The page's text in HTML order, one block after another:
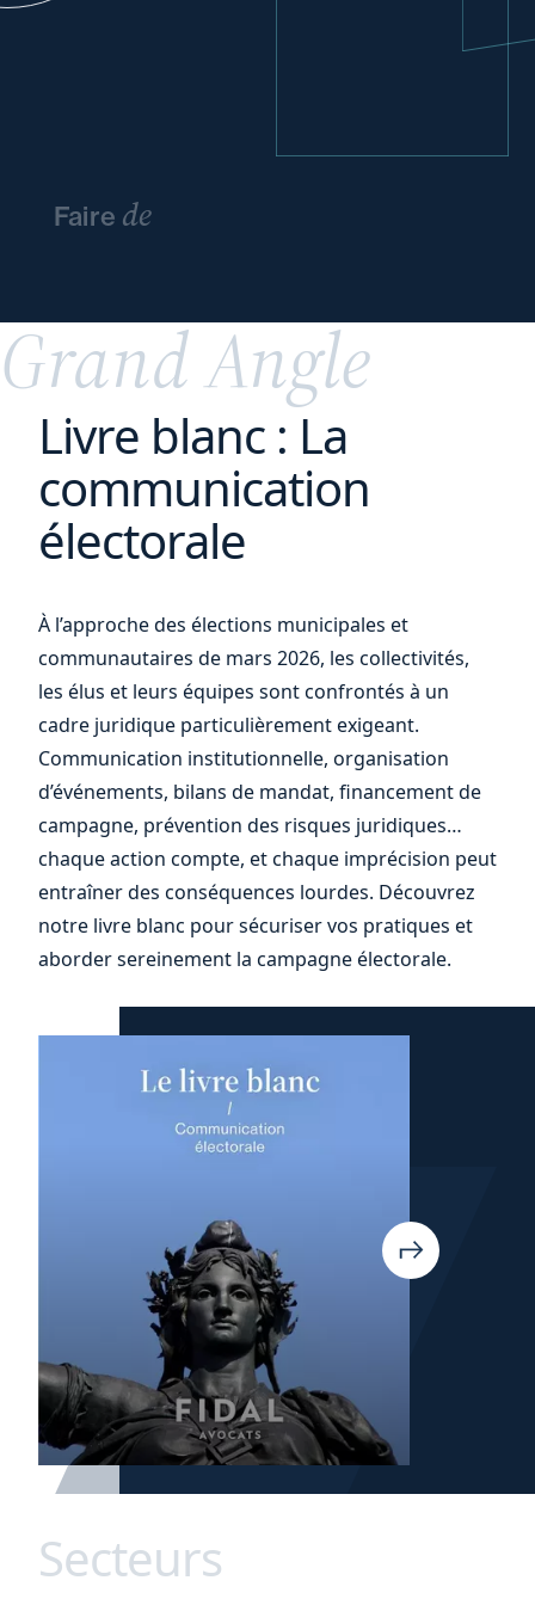
Faire de
Grand Angle
Livre blanc : La
communication
électorale
À l’approche des élections municipales et
communautaires de mars 2026, les collectivités,
les élus et leurs équipes sont confrontés à un
cadre juridique particulièrement exigeant.
Communication institutionnelle, organisation
d’événements, bilans de mandat, financement de
campagne, prévention des risques juridiques…
chaque action compte, et chaque imprécision peut
entraîner des conséquences lourdes. Découvrez
notre livre blanc pour sécuriser vos pratiques et
aborder sereinement la campagne électorale.
Secteurs